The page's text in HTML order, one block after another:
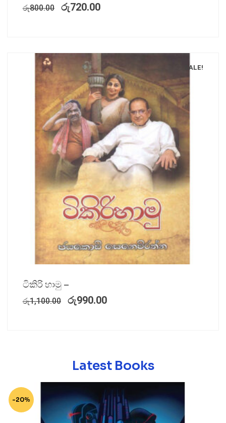
රු800.00 රු720.00
SALE!
ටිකිරි හාමු –
රු1,100.00 රු990.00
Latest Books
-20%